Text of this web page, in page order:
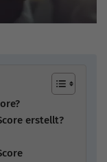
erstellt?